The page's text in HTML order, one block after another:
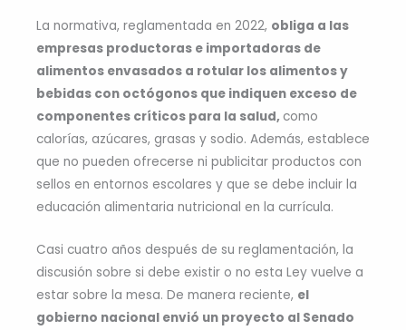
La normativa, reglamentada en 2022, obliga a las
empresas productoras e importadoras de
alimentos envasados a rotular los alimentos y
bebidas con octógonos que indiquen exceso de
componentes críticos para la salud, como
calorías, azúcares, grasas y sodio. Además, establece
que no pueden ofrecerse ni publicitar productos con
sellos en entornos escolares y que se debe incluir la
educación alimentaria nutricional en la currícula.
Casi cuatro años después de su reglamentación, la
discusión sobre si debe existir o no esta Ley vuelve a
estar sobre la mesa. De manera reciente, el
gobierno nacional envió un proyecto al Senado